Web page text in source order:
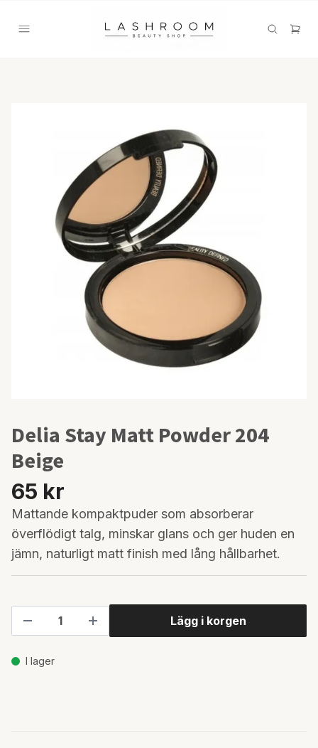
Delia Stay Matt Powder 204
Beige
65 kr
Mattande kompaktpuder som absorberar
överflödigt talg, minskar glans och ger huden en
jämn, naturligt matt finish med lång hållbarhet.
Lägg i korgen
I lager